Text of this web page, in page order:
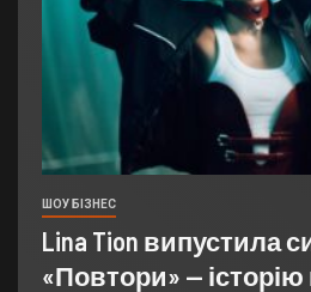
ШОУ БІЗНЕС
Lina Tion випустила
«Повтори» —